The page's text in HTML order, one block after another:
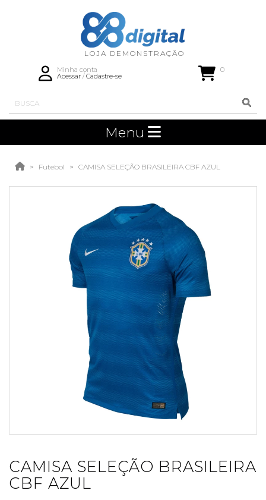
Minha conta
Acessar/Cadastre-se
0
Menu
Futebol CAMISA SELEÇÃO BRASILEIRA CBF AZUL
CAMISA SELEÇÃO BRASILEIRA
CBF AZUL